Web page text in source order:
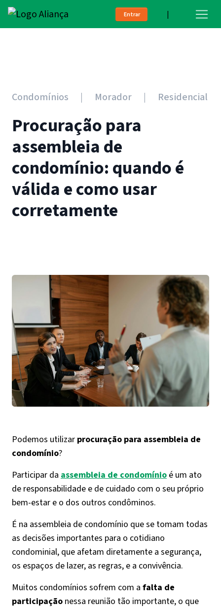
Entrar |
Condomínios Morador Residencial
Procuração para
assembleia de
condomínio: quando é
válida e como usar
corretamente
Podemos utilizar procuração para assembleia de
condomínio?
Participar da assembleia de condomínio é um ato
de responsabilidade e de cuidado com o seu próprio
bem-estar e o dos outros condôminos.
É na assembleia de condomínio que se tomam todas
as decisões importantes para o cotidiano
condominial, que afetam diretamente a segurança,
os espaços de lazer, as regras, e a convivência.
Muitos condomínios sofrem com a falta de
participação nessa reunião tão importante, o que